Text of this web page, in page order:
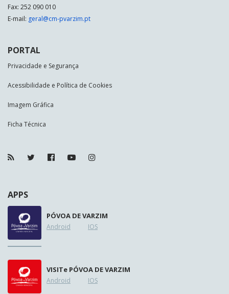
Fax: 252 090 010
E-mail: geral@cm-pvarzim.pt
PORTAL
Privacidade e Segurança
Acessibilidade e Política de Cookies
Imagem Gráfica
Ficha Técnica
APPS
PÓVOA DE VARZIM
Android IOS
VISITe PÓVOA DE VARZIM
Android IOS